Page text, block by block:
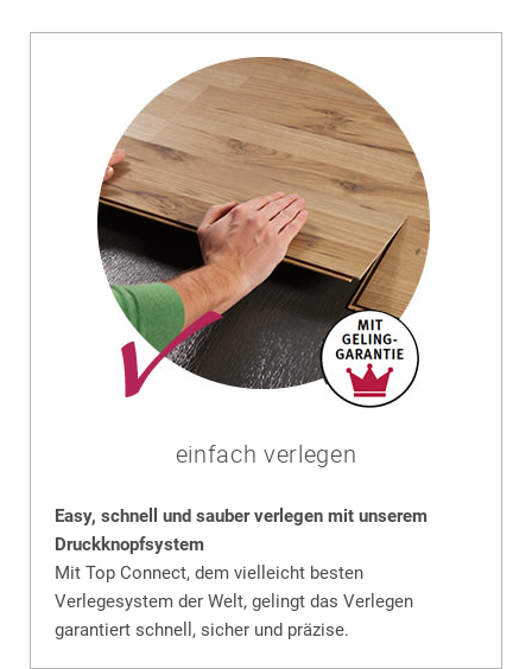
einfach verlegen
Easy, schnell und sauber verlegen mit unserem
Druckknopfsystem
Mit Top Connect, dem vielleicht besten
Verlegesystem der Welt, gelingt das Verlegen
garantiert schnell, sicher und präzise.